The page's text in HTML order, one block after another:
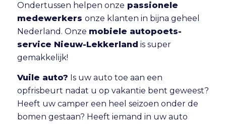
Ondertussen helpen onze passionele
medewerkers onze klanten in bijna geheel
Nederland. Onze mobiele autopoets-
service Nieuw-Lekkerland is super
gemakkelijk!
Vuile auto? Is uw auto toe aan een
opfrisbeurt nadat u op vakantie bent geweest?
Heeft uw camper een heel seizoen onder de
bomen gestaan? Heeft iemand in uw auto